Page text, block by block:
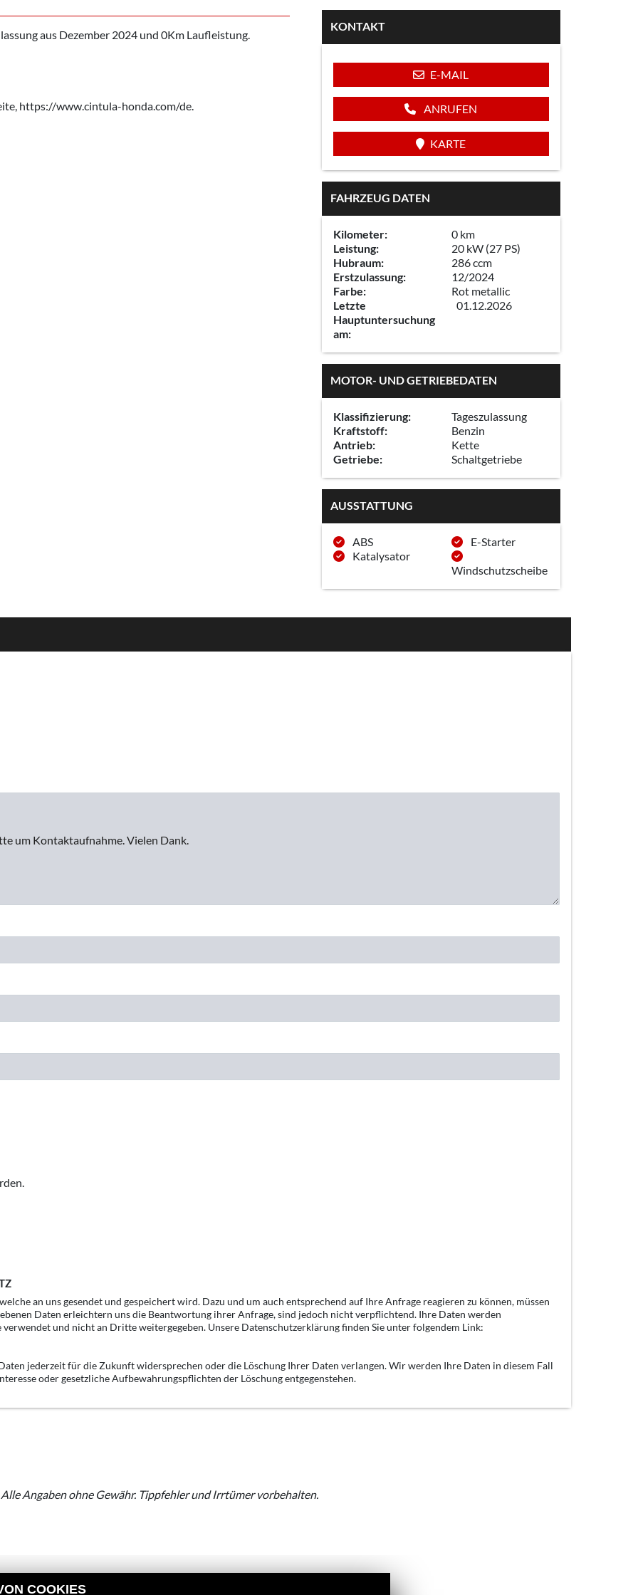
aus Dezember 2024 und 0Km Laufleistung.
https://www.cintula-honda.com/de.
KONTAKT
E-MAIL
ANRUFEN
KARTE
FAHRZEUG DATEN
Kilometer:
0 km
Leistung:
20 kW (27 PS)
Hubraum:
286 ccm
Erstzulassung:
12/2024
Farbe:
Rot metallic
Letzte
Hauptuntersuchung
am:
01.12.2026
MOTOR- UND GETRIEBEDATEN
Klassifizierung:
Tageszulassung
Kraftstoff:
Benzin
Antrieb:
Kette
Getriebe:
Schaltgetriebe
AUSSTATTUNG
ABS
E-Starter
Katalysator
Windschutzscheibe
an uns gesendet und gespeichert wird. Dazu und um auch entsprechend auf Ihre Anfrage reagieren zu können, müssen
Daten erleichtern uns die Beantwortung ihrer Anfrage, sind jedoch nicht verpflichtend. Ihre Daten werden
und nicht an Dritte weitergegeben. Unsere Datenschutzerklärung finden Sie unter folgendem Link:
jederzeit für die Zukunft widersprechen oder die Löschung Ihrer Daten verlangen. Wir werden Ihre Daten in diesem Fall
oder gesetzliche Aufbewahrungspflichten der Löschung entgegenstehen.
Alle Angaben ohne Gewähr. Tippfehler und Irrtümer vorbehalten.
COOKIES